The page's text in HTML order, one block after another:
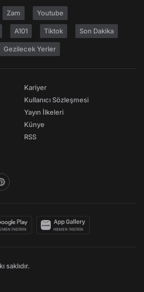
Zam Youtube
A101 Tiktok Son Dakika
Gezilecek Yerler
Kariyer
Kullanıcı Sözleşmesi
Yayın İlkeleri
Künye
RSS
saklıdır.